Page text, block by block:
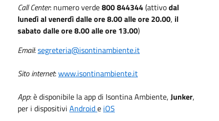
Call Center: numero verde800 844344(attivodal
lunedì al venerdì dalle ore 8.00 alle ore 20.00, il
sabato dalle ore 8.00 alle ore 13.00)
Email:segreteria@isontinambiente.it
Sito internet:www.isontinambiente.it
App: è disponibile la app di Isontina Ambiente, Junker,
per i dispositivi Androide iOS